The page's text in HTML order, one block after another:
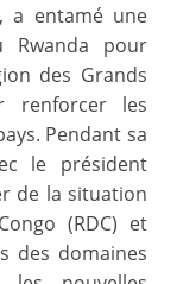
a entamé une
pour
des Grands
renforcer les
Pendant sa
le président
de la situation
(RDC) et
des domaines